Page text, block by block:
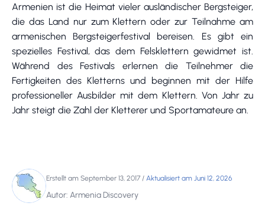
Armenien ist die Heimat vieler ausländischer Bergsteiger,
die das Land nur zum Klettern oder zur Teilnahme am
armenischen Bergsteigerfestival bereisen. Es gibt ein
spezielles Festival, das dem Felsklettern gewidmet ist.
Während des Festivals erlernen die Teilnehmer die
Fertigkeiten des Kletterns und beginnen mit der Hilfe
professioneller Ausbilder mit dem Klettern. Von Jahr zu
Jahr steigt die Zahl der Kletterer und Sportamateure an.
Erstellt am September 13, 2017 / Aktualisiert am Juni 12, 2026
Autor: Armenia Discovery